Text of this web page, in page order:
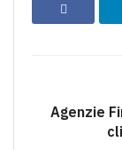
Agenzie